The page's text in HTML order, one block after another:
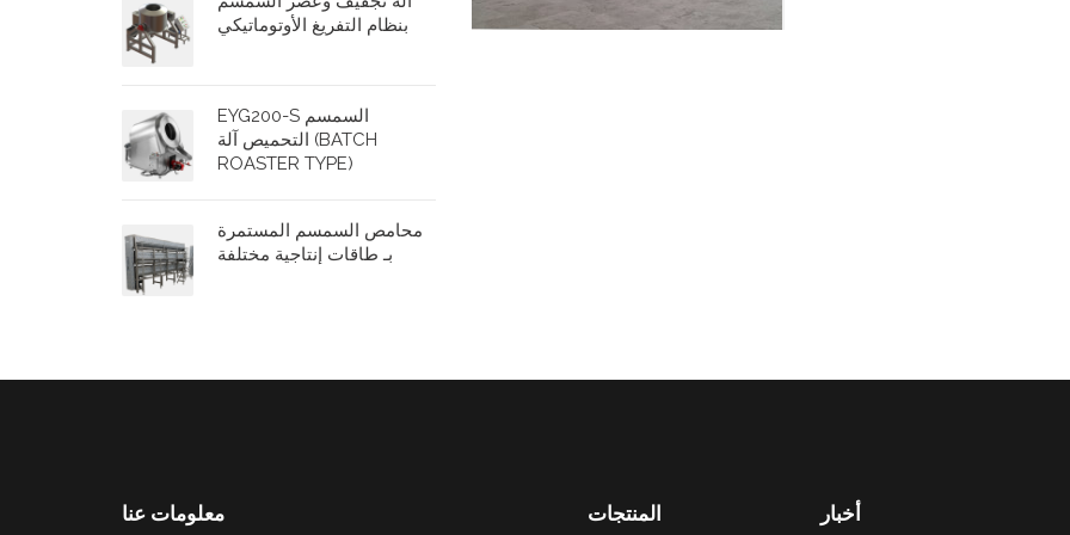
بنظام التفريغ الأوتوماتيكي
EYG200-S السمسم
التحميص آلة (BATCH
ROASTER TYPE)
محامص السمسم المستمرة
بـ طاقات إنتاجية مختلفة
معلومات عنا المنتجات أخبار